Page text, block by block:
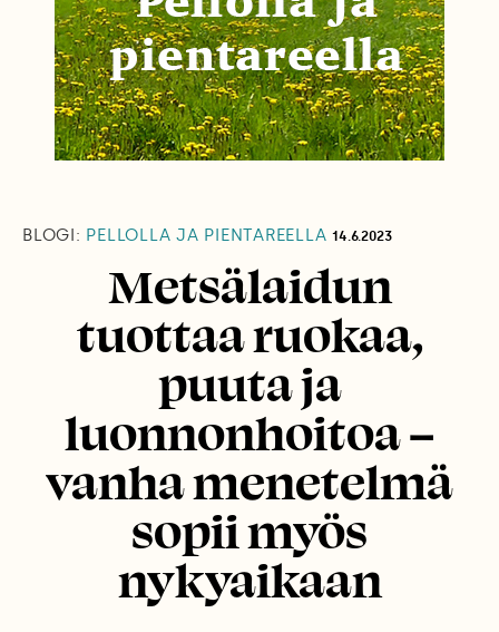
BLOGI: PELLOLLA JA PIENTAREELLA 14.6.2023
Metsälaidun
tuottaa ruokaa,
puuta ja
luonnonhoitoa –
vanha menetelmä
sopii myös
nykyaikaan